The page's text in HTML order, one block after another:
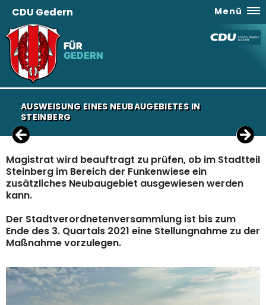
FÜR
GEDERN
CDU Gedern Menü
AUSWEISUNG EINES NEUBAUGEBIETES IN
STEINBERG
Magistrat wird beauftragt zu prüfen, ob im Stadtteil
Steinberg im Bereich der Funkenwiese ein
zusätzliches Neubaugebiet ausgewiesen werden
kann.
Der Stadtverordnetenversammlung ist bis zum
Ende des 3. Quartals 2021 eine Stellungnahme zu der
Maßnahme vorzulegen.